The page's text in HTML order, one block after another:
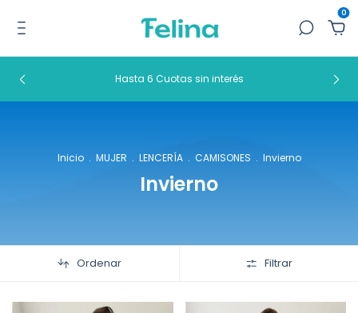
0
Hasta 6 Cuotas sin interés
Inicio . MUJER . LENCERÍA . CAMISONES . Invierno
Invierno
Ordenar Filtrar